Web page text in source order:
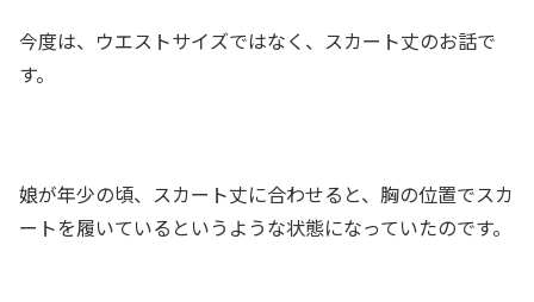
今度は、ウエストサイズではなく、スカート丈のお話で
す。
娘が年少の頃、スカート丈に合わせると、胸の位置でスカ
ートを履いているというような状態になっていたのです。